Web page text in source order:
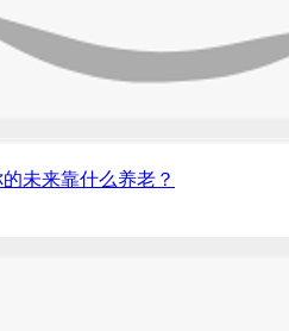
未来靠什么养老？